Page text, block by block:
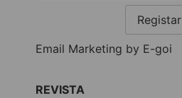
Registar
Email Marketing by E-goi
REVISTA